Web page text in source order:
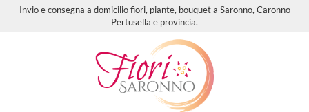
Invio e consegna a domicilio fiori, piante, bouquet a Saronno, Caronno
Pertusella e provincia.